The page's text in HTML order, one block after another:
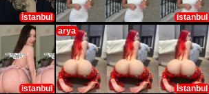
İstanbul
istanbul
istanbul
arya
İstanbul